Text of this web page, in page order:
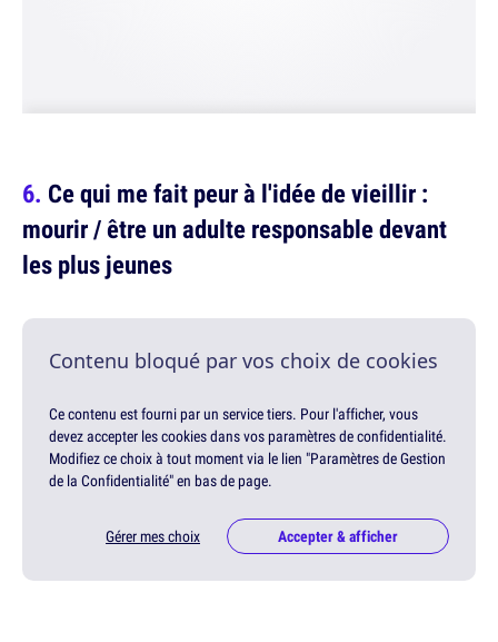
Ce qui me fait peur à l'idée de vieillir :
mourir / être un adulte responsable devant
les plus jeunes
Contenu bloqué par vos choix de cookies
Ce contenu est fourni par un service tiers. Pour l'afficher, vous
devez accepter les cookies dans vos paramètres de confidentialité.
Modifiez ce choix à tout moment via le lien "Paramètres de Gestion
de la Confidentialité" en bas de page.
Gérer mes choix Accepter & afficher